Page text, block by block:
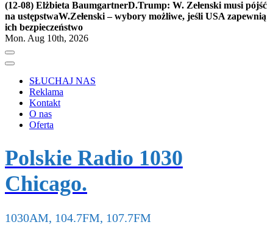
(12-08) Elżbieta BaumgartnerD.Trump: W. Zełenski musi pójść
na ustępstwaW.Zełenski – wybory możliwe, jeśli USA zapewnią
ich bezpieczeństwo
Mon. Aug 10th, 2026
SŁUCHAJ NAS
Reklama
Kontakt
O nas
Oferta
Polskie Radio 1030
Chicago.
1030AM, 104.7FM, 107.7FM